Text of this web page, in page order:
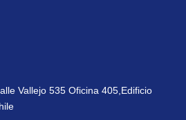
Vallejo 535 Oficina 405,Edificio